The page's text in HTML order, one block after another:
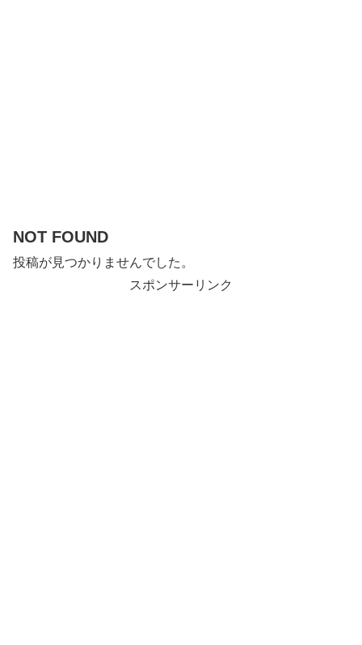
NOT FOUND
投稿が見つかりませんでした。
スポンサーリンク